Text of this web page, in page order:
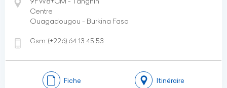
Centre
Ouagadougou - Burkina Faso
Gsm:(+226) 64 13 45 53
Fiche Itinéraire